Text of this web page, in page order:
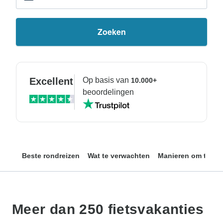
Zoeken
Excellent Op basis van 10.000+
beoordelingen
Beste rondreizen Wat te verwachten Manieren om te
Meer dan 250 fietsvakanties